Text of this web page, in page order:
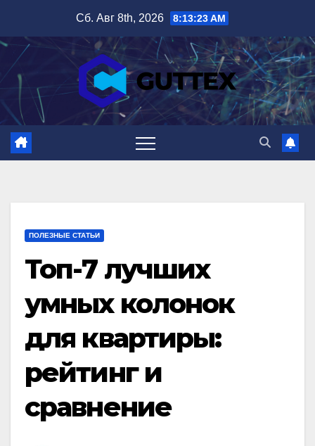
содержимому
Сб. Авг 8th, 2026 8:13:24 AM
ПОЛЕЗНЫЕ СТАТЬИ
Топ-7 лучших
умных колонок
для квартиры:
рейтинг и
сравнение